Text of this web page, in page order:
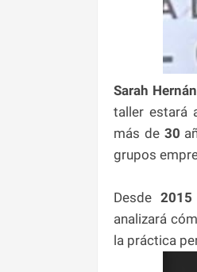
Sarah
taller estará
más de 30
grupos
Desde 2015
analizará
la práctica